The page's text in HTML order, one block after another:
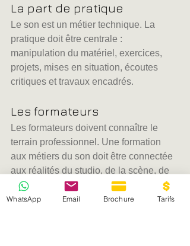
La part de pratique
Le son est un métier technique. La
pratique doit être centrale :
manipulation du matériel, exercices,
projets, mises en situation, écoutes
critiques et travaux encadrés.
Les formateurs
Les formateurs doivent connaître le
terrain professionnel. Une formation
aux métiers du son doit être connectée
aux réalités du studio, de la scène, de
la production ou de l’audiovisuel.
WhatsApp Email Brochure Tarifs